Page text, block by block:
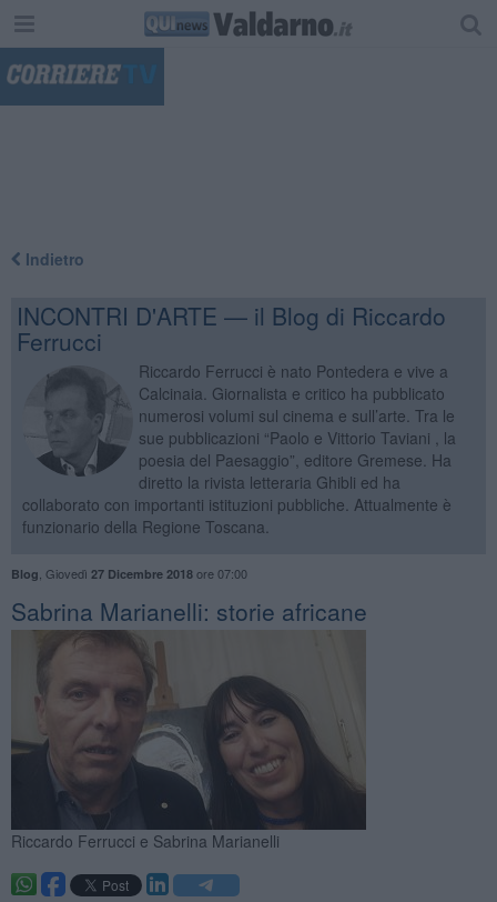
Indietro
INCONTRI D'ARTE — il Blog di Riccardo
Ferrucci
Riccardo Ferrucci è nato Pontedera e vive a
Calcinaia. Giornalista e critico ha pubblicato
numerosi volumi sul cinema e sull’arte. Tra le
sue pubblicazioni “Paolo e Vittorio Taviani , la
poesia del Paesaggio”, editore Gremese. Ha
diretto la rivista letteraria Ghibli ed ha
collaborato con importanti istituzioni pubbliche. Attualmente è
funzionario della Regione Toscana.
Blog Giovedì 27 Dicembre 2018ore 07:00
Sabrina Marianelli: storie africane
Riccardo Ferrucci e Sabrina Marianelli